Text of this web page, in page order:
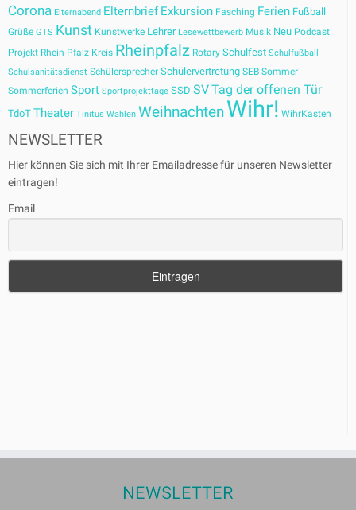
Corona Elternabend Elternbrief Exkursion Fasching Ferien Fußball
Grüße GTS Kunst Kunstwerke Lehrer Lesewettbewerb Musik Neu Podcast
Projekt Rhein-Pfalz-Kreis Rheinpfalz Rotary Schulfest Schulfußball
Schulsanitätsdienst Schülersprecher Schülervertretung SEB Sommer
Sommerferien Sport Sportprojekttage SSD SVTag der offenen Tür
TdoT Theater Tinitus Wahlen WeihnachtenWihr! WihrKasten
NEWSLETTER
Hier können Sie sich mit Ihrer Emailadresse für unseren Newsletter
eintragen!
Email
NEWSLETTER